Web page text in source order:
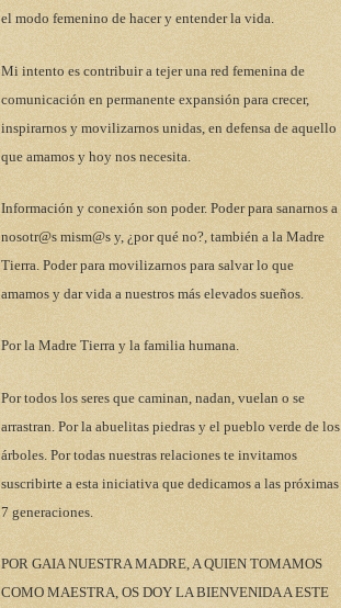
el modo femenino de hacer y entender la vida.
Mi intento es contribuir a tejer una red femenina de
comunicación en permanente expansión para crecer,
inspirarnos y movilizarnos unidas, en defensa de aquello
que amamos y hoy nos necesita.
Información y conexión son poder. Poder para sanarnos a
nosotr@s mism@s y, ¿por qué no?, también a la Madre
Tierra. Poder para movilizarnos para salvar lo que
amamos y dar vida a nuestros más elevados sueños.
Por la Madre Tierra y la familia humana.
Por todos los seres que caminan, nadan, vuelan o se
arrastran. Por la abuelitas piedras y el pueblo verde de los
árboles. Por todas nuestras relaciones te invitamos
suscribirte a esta iniciativa que dedicamos a las próximas
7 generaciones.
POR GAIA NUESTRA MADRE, A QUIEN TOMAMOS
COMO MAESTRA, OS DOY LA BIENVENIDA A ESTE